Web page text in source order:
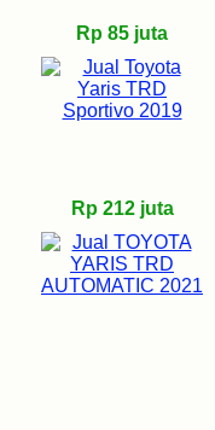
Rp 85 juta
Rp 212 juta